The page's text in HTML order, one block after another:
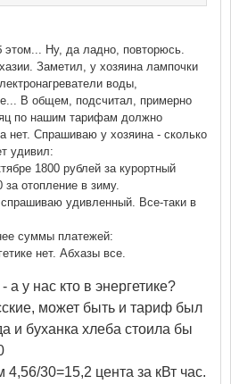
этом... Ну, да ладно, повторюсь.
Заметил, у хозяина лампочки
воды,
В общем, подсчитал, примерно
по нашим тарифам должно
нет. Спрашиваю у хозяина - сколько
удивил:
1800 рублей за курортный
отопление в зиму.
удивленный. Все-таки в
суммы платежей:
нет. Абхазы все.
а у нас кто в энергетике?
может быть и тариф был
и буханка хлеба стоила бы
30=15,2 цента за кВт час.